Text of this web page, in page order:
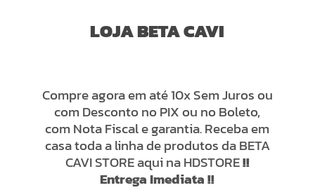
LOJA BETA CAVI
Compre agora em até 10x Sem Juros ou
com Desconto no PIX ou no Boleto,
com Nota Fiscal e garantia. Receba em
casa toda a linha de produtos da BETA
CAVI STORE aqui na HDSTORE!!
Entrega Imediata !!